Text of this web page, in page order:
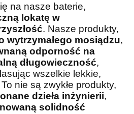
na nasze baterie,
lokatę w
. Nasze produkty,
wytrzymałego mosiądzu,
odporność na
długowieczność,
wszelkie lekkie,
nie są zwykłe produkty,
dzieła inżynierii,
solidność